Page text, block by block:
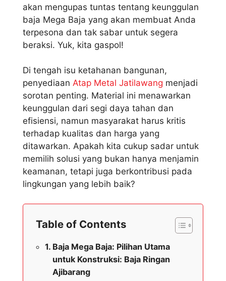
akan mengupas tuntas tentang keunggulan
baja Mega Baja yang akan membuat Anda
terpesona dan tak sabar untuk segera
beraksi. Yuk, kita gaspol!
Di tengah isu ketahanan bangunan,
penyediaan Atap Metal Jatilawang menjadi
sorotan penting. Material ini menawarkan
keunggulan dari segi daya tahan dan
efisiensi, namun masyarakat harus kritis
terhadap kualitas dan harga yang
ditawarkan. Apakah kita cukup sadar untuk
memilih solusi yang bukan hanya menjamin
keamanan, tetapi juga berkontribusi pada
lingkungan yang lebih baik?
Table of Contents
Baja Mega Baja: Pilihan Utama
untuk Konstruksi: Baja Ringan
Ajibarang